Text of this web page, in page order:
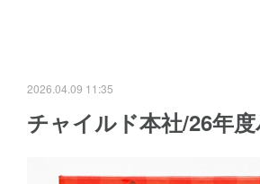
2026.04.09 11:35
チャイルド本社/26年